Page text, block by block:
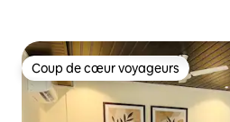
Coup de cœur voyageurs
Coup de cœur voyageurs